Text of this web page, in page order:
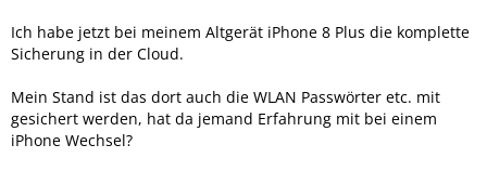
Ich habe jetzt bei meinem Altgerät iPhone 8 Plus die komplette
Sicherung in der Cloud.
Mein Stand ist das dort auch die WLAN Passwörter etc. mit
gesichert werden, hat da jemand Erfahrung mit bei einem
iPhone Wechsel?